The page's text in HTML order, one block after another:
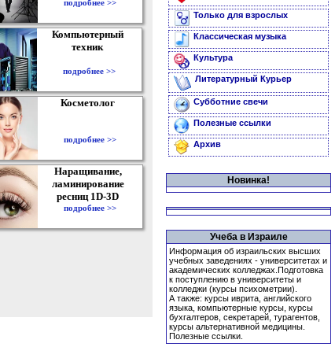
подробнее >>
Компьютерный
техник
подробнее >>
Косметолог
подробнее >>
Наращивание,
ламинирование
ресниц 1D-3D
подробнее >>
Только для взрослых
Классическая музыка
Культура
Литературный Курьер
Субботние свечи
Полезные ссылки
Архив
Новинка!
Учеба в Израиле
Информация об израильских высших
учебных заведениях - университетах и
академических колледжах.Подготовка
к поступлению в университеты и
колледжи (курсы психометрии).
А также: курсы иврита, английского
языка, компьютерные курсы, курсы
бухгалтеров, секретарей, турагентов,
курсы альтернативной медицины.
Полезные ссылки.